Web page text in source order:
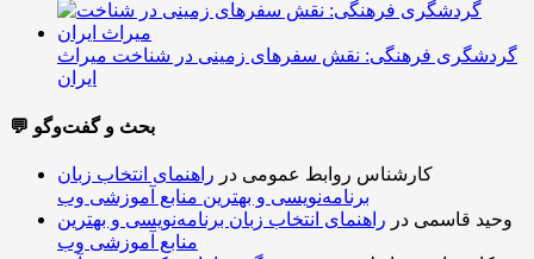
گردشگری فرهنگی: نقش سفرهای زمینی در شناخت میراث
ایران
💬 بحث و گفت‌وگو
کارشناس روابط عمومی در راهنمای انتخاب زبان
برنامه‌نویسی و بهترین منابع آموزشی وب
وحید قاسمی در راهنمای انتخاب زبان برنامه‌نویسی و بهترین
منابع آموزشی وب